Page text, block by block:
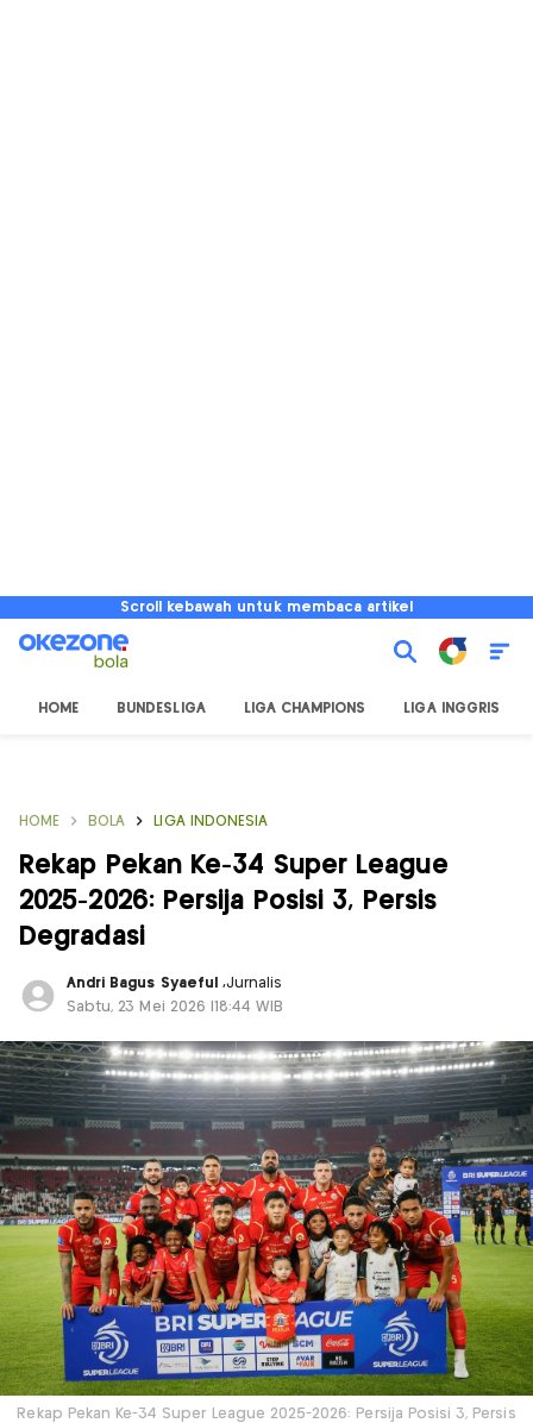
Scroll kebawah untuk membaca artikel
HOME BUNDESLIGA LIGA CHAMPIONS LIGA INGGRIS
HOME BOLA LIGA INDONESIA
Rekap Pekan Ke-34 Super League
2025-2026: Persija Posisi 3, Persis
Degradasi
Andri Bagus Syaeful ,Jurnalis
Sabtu, 23 Mei 2026 |18:44 WIB
Rekap Pekan Ke-34 Super League 2025-2026: Persija Posisi 3, Persis